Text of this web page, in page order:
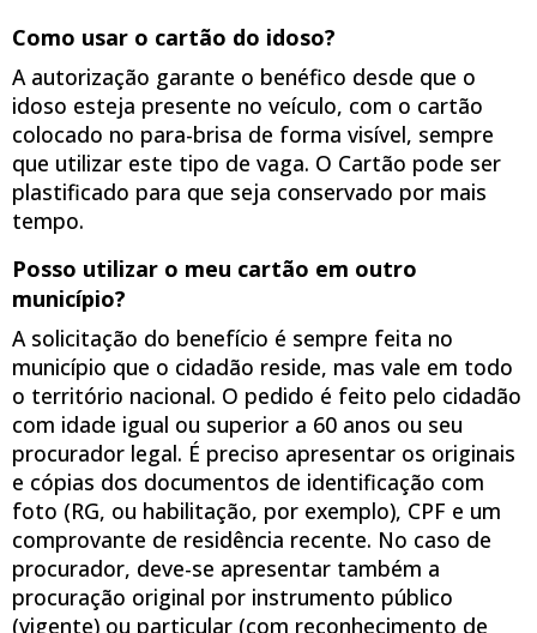
Como usar o cartão do idoso?
A autorização garante o benéfico desde que o
idoso esteja presente no veículo, com o cartão
colocado no para-brisa de forma visível, sempre
que utilizar este tipo de vaga. O Cartão pode ser
plastificado para que seja conservado por mais
tempo.
Posso utilizar o meu cartão em outro
município?
A solicitação do benefício é sempre feita no
município que o cidadão reside, mas vale em todo
o território nacional. O pedido é feito pelo cidadão
com idade igual ou superior a 60 anos ou seu
procurador legal. É preciso apresentar os originais
e cópias dos documentos de identificação com
foto (RG, ou habilitação, por exemplo), CPF e um
comprovante de residência recente. No caso de
procurador, deve-se apresentar também a
procuração original por instrumento público
(vigente) ou particular (com reconhecimento de